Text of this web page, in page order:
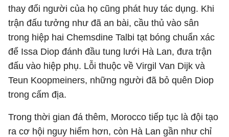
thay đổi người của họ cũng phát huy tác dụng. Khi
trận đấu tưởng như đã an bài, cầu thủ vào sân
trong hiệp hai Chemsdine Talbi tạt bóng chuẩn xác
để Issa Diop đánh đầu tung lưới Hà Lan, đưa trận
đấu vào hiệp phụ. Lỗi thuộc về Virgil Van Dijk và
Teun Koopmeiners, những người đã bỏ quên Diop
trong cấm địa.
Trong thời gian đá thêm, Morocco tiếp tục là đội tạo
ra cơ hội nguy hiểm hơn, còn Hà Lan gần như chỉ